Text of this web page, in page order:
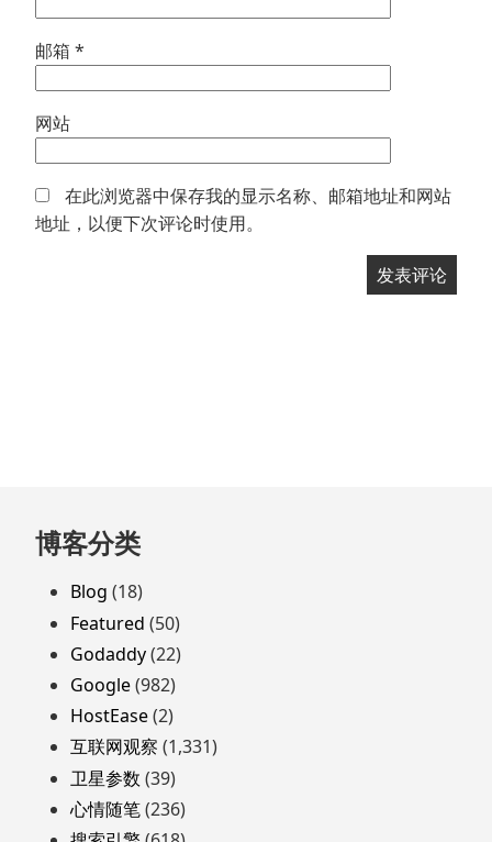
邮箱 *
网站
在此浏览器中保存我的显示名称、邮箱地址和网站
地址，以便下次评论时使用。
跳
至
页
脚
博客分类
Blog (18)
Featured (50)
Godaddy(22)
Google(982)
HostEase(2)
互联网观察 (1,331)
卫星参数 (39)
心情随笔(236)